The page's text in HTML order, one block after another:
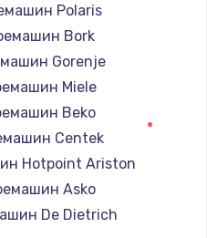
Polaris
Bork
Gorenje
Miele
Beko
Centek
Hotpoint Ariston
Asko
De Dietrich